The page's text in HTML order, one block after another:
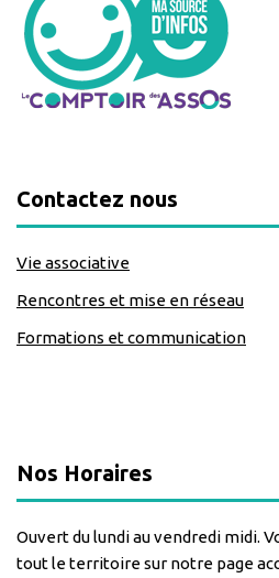
Contactez nous
Vie associative
Rencontres et mise en réseau
Formations et communication
Nos Horaires
Ouvert du lundi au vendredi midi.
tout le territoire sur notre page